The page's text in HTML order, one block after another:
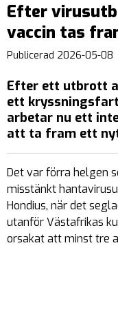
Efter
vaccin tas
Publicerad 2026-05-08
Efter ett utbrott
ett
arbetar nu ett
att ta fram ett
Det var förra helgen
misstänkt
Hondius, när det
utanför Västafrikas
orsakat att minst tre